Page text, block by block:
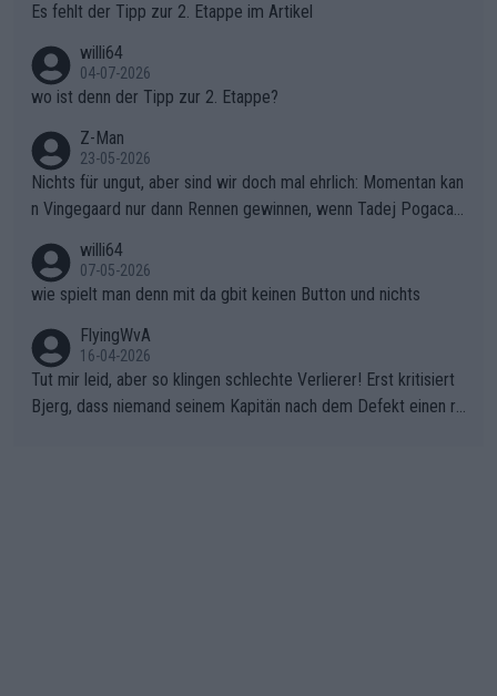
Es fehlt der Tipp zur 2. Etappe im Artikel
willi64
04-07-2026
wo ist denn der Tipp zur 2. Etappe?
Z-Man
23-05-2026
Nichts für ungut, aber sind wir doch mal ehrlich: Momentan kan
n Vingegaard nur dann Rennen gewinnen, wenn Tadej Pogacar
willi64
07-05-2026
wie spielt man denn mit da gbit keinen Button und nichts
FlyingWvA
16-04-2026
Tut mir leid, aber so klingen schlechte Verlierer! Erst kritisiert
Bjerg, dass niemand seinem Kapitän nach dem Defekt einen ro